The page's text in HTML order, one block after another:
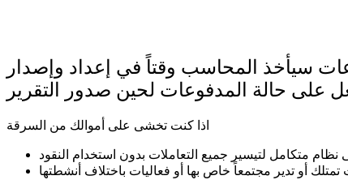
سيأخذ المحاسب وقتاً في إعداد وإصدار
على حالة المدفوعات لحين صدور التقرير
اذا كنت تخشى على أموالك من السرقة
أو تدير مجتمعاً خاص بها أو فعاليات باختلاف أنشطتها